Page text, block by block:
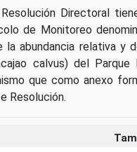
Directoral
de Monitoreo
la abundancia relativa y
calvus) del Parque
que como anexo
Resolución.